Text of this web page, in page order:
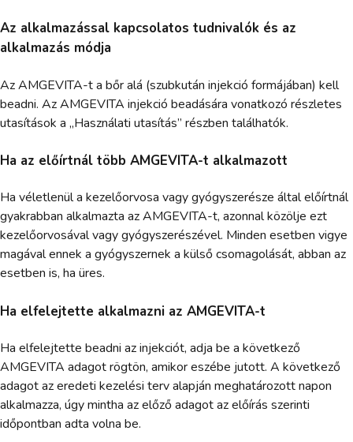
Az alkalmazással kapcsolatos tudnivalók és az
alkalmazás módja
Az AMGEVITA-t a bőr alá (szubkután injekció formájában) kell
beadni. Az AMGEVITA injekció beadására vonatkozó részletes
utasítások a „Használati utasítás” részben találhatók.
Ha az előírtnál több AMGEVITA-t alkalmazott
Ha véletlenül a kezelőorvosa vagy gyógyszerésze által előírtnál
gyakrabban alkalmazta az AMGEVITA-t, azonnal közölje ezt
kezelőorvosával vagy gyógyszerészével. Minden esetben vigye
magával ennek a gyógyszernek a külső csomagolását, abban az
esetben is, ha üres.
Ha elfelejtette alkalmazni az AMGEVITA-t
Ha elfelejtette beadni az injekciót, adja be a következő
AMGEVITA adagot rögtön, amikor eszébe jutott. A következő
adagot az eredeti kezelési terv alapján meghatározott napon
alkalmazza, úgy mintha az előző adagot az előírás szerinti
időpontban adta volna be.